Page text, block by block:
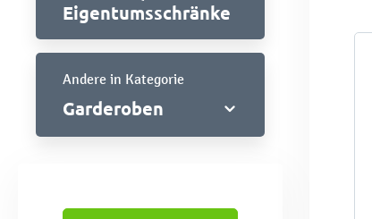
Eigentumsschränke
Andere in Kategorie
Garderoben